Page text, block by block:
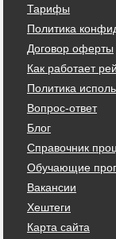
Тарифы
Политика
Договор оферты
Как работает
Политика
Вопрос-ответ
Блог
Справочник
Обучающие
Вакансии
Хештеги
Карта сайта